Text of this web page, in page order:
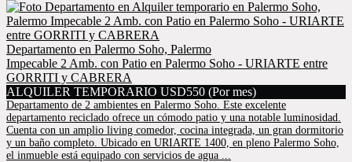
Departamento en Palermo Soho, Palermo
Impecable 2 Amb. con Patio en Palermo Soho - URIARTE entre
GORRITI y CABRERA
ALQUILER TEMPORARIO USD550 (Por mes)
Departamento de 2 ambientes en Palermo Soho. Este excelente
departamento reciclado ofrece un cómodo patio y una notable luminosidad.
Cuenta con un amplio living comedor, cocina integrada, un gran dormitorio
y un baño completo. Ubicado en URIARTE 1400, en pleno Palermo Soho,
el inmueble está equipado con servicios de agua ...